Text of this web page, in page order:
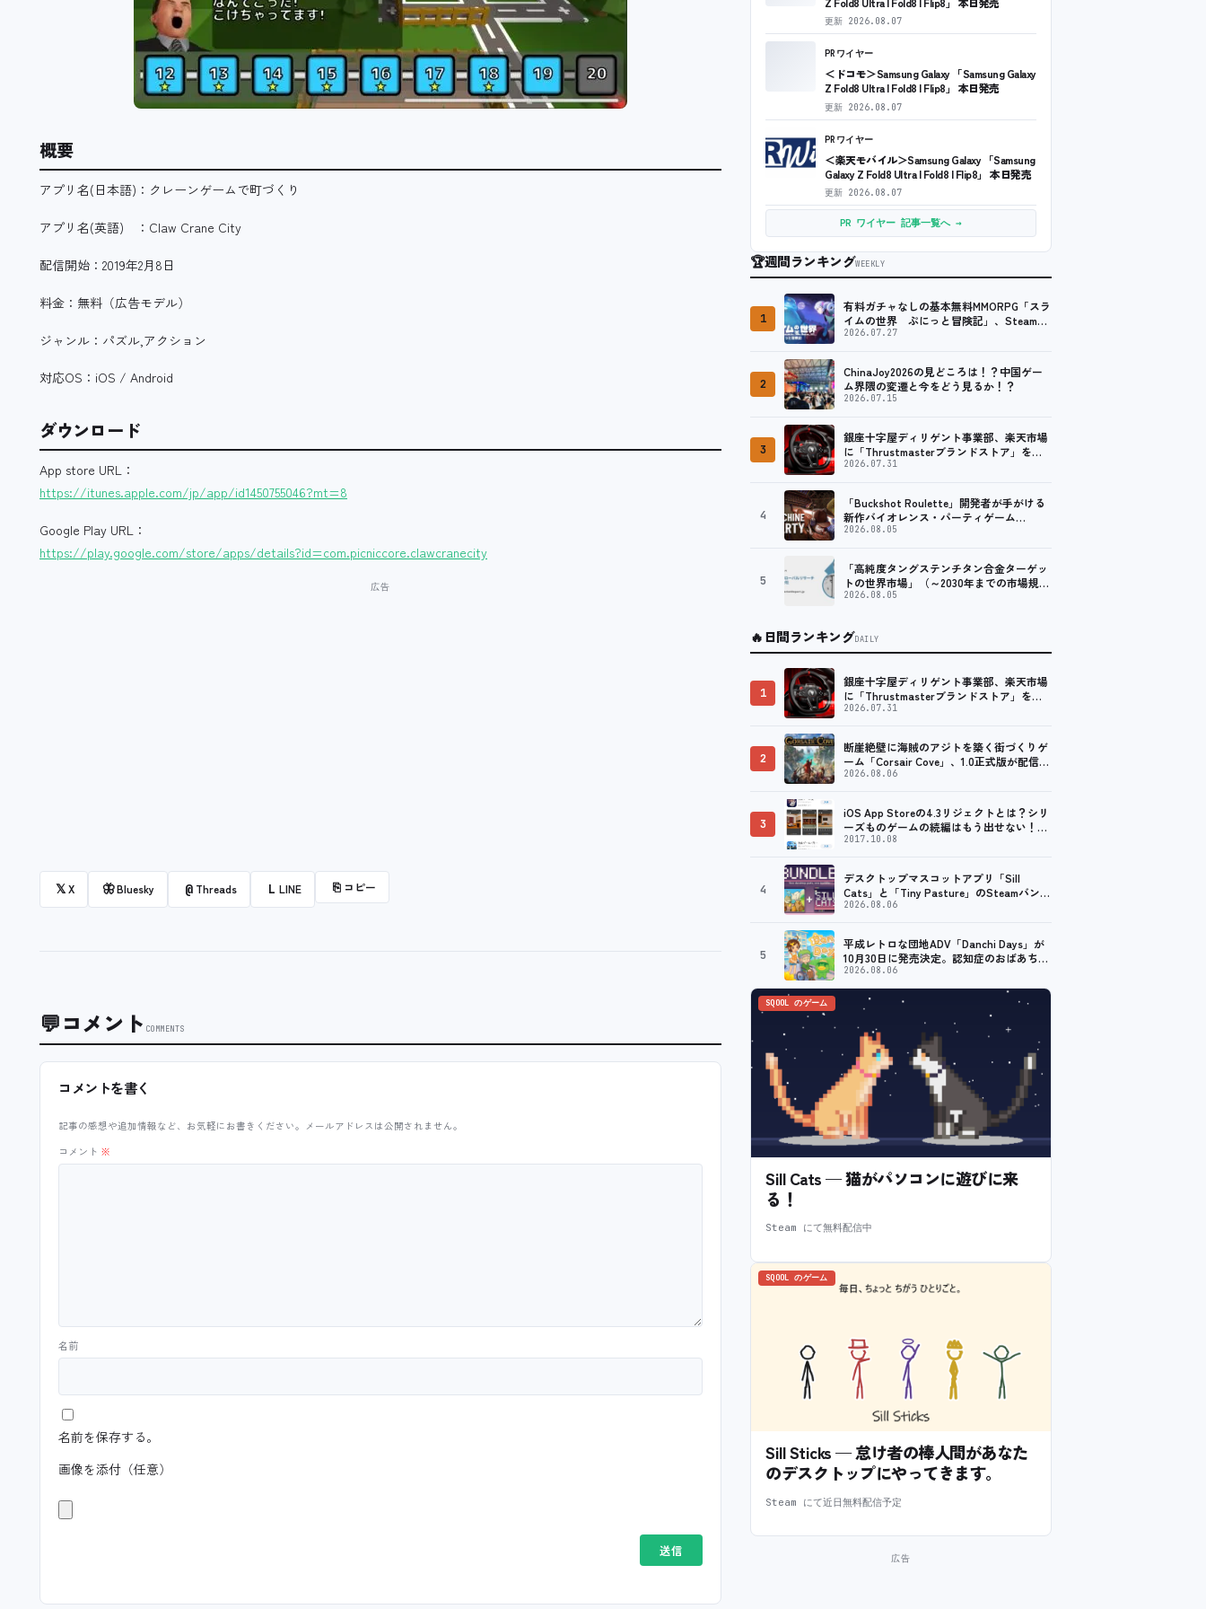
概要
アプリ名(日本語)：クレーンゲームで町づくり
アプリ名(英語) ：Claw Crane City
配信開始：2019年2月8日
料金：無料（広告モデル）
ジャンル：パズル,アクション
対応OS：iOS / Android
ダウンロード
App store URL：
https://itunes.apple.com/jp/app/id1450755046?mt=8
Google Play URL：
https://play.google.com/store/apps/details?id=com.picniccore.clawcranecity
𝕏X 🦋Bluesky @ Threads L LINE ⎘ コピー
💬コメント COMMENTS
コメントを書く
記事の感想や追加情報など、お気軽にお書きください。メールアドレスは公開されません。
コメント ※
名前
名前を保存する。
画像を添付（任意）
更新 2026.08.07
PRワイヤー
＜ドコモ＞Samsung Galaxy 「Samsung Galaxy
Z Fold8 Ultra | Fold8 | Flip8」 本日発売
更新 2026.08.07
PRワイヤー
＜楽天モバイル＞Samsung Galaxy 「Samsung
Galaxy Z Fold8 Ultra | Fold8 | Flip8」 本日発売
更新 2026.08.07
PR ワイヤー 記事一覧へ →
🏆週間ランキングWEEKLY
1
有料ガチャなしの基本無料MMORPG「スラ
イムの世界 ぷにっと冒険記」、Steam向
けの無料体験版が8月末に配信決定
2026.07.27
2
ChinaJoy2026の見どころは！？中国ゲー
ム界隈の変遷と今をどう見るか！？
2026.07.15
3
銀座十字屋ディリゲント事業部、楽天市場
に「Thrustmasterブランドストア」をオ
ープン。記念キャンペーンでポイントアッ
ローラーを中心に、幅広くラインナップ
2026.07.31
4
「Buckshot Roulette」開発者が手がける
新作バイオレンス・パーティゲーム
「Machine Party」がSteam向けに配信開
2026.08.05
5
「高純度タングステンチタン合金ターゲッ
トの世界市場」（～2030年までの市場規模
予測）資料を発行、年平均6.5%で成長する
2026.08.05
🔥日間ランキングDAILY
1
銀座十字屋ディリゲント事業部、楽天市場
に「Thrustmasterブランドストア」をオ
ープン。記念キャンペーンでポイントアッ
ローラーを中心に、幅広くラインナップ
2026.07.31
2
断崖絶壁に海賊のアジトを築く街づくりゲ
ーム「Corsair Cove」、1.0正式版が配信開
始！
2026.08.06
3
iOS App Storeの4.3リジェクトとは？シリ
ーズものゲームの続編はもう出せない！？
脱出ゲームで相次ぐリジェクト
2017.10.08
4
デスクトップマスコットアプリ「Sill
Cats」と「Tiny Pasture」のSteamバンド
ルセットが販売開始。通常価格より10%割
2026.08.06
5
平成レトロな団地ADV「Danchi Days」が
10月30日に発売決定。認知症のおばあちゃ
んのために夏祭り復活を目指す
2026.08.06
SQOOL のゲーム
Sill Cats — 猫がパソコンに遊びに来
る！
Steam にて無料配信中
SQOOL のゲーム
Sill Sticks — 怠け者の棒人間があなた
のデスクトップにやってきます。
Steam にて近日無料配信予定